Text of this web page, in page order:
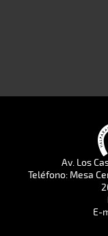
Av. Los
Teléfono: Mesa
E-